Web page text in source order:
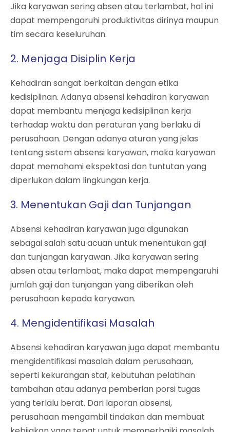
Jika karyawan sering absen atau terlambat, hal ini
dapat mempengaruhi produktivitas dirinya maupun
tim secara keseluruhan.
2. Menjaga Disiplin Kerja
Kehadiran sangat berkaitan dengan etika
kedisiplinan. Adanya absensi kehadiran karyawan
dapat membantu menjaga kedisiplinan kerja
terhadap waktu dan peraturan yang berlaku di
perusahaan. Dengan adanya aturan yang jelas
tentang sistem absensi karyawan, maka karyawan
dapat memahami ekspektasi dan tuntutan yang
diperlukan dalam lingkungan kerja.
3. Menentukan Gaji dan Tunjangan
Absensi kehadiran karyawan juga digunakan
sebagai salah satu acuan untuk menentukan gaji
dan tunjangan karyawan. Jika karyawan sering
absen atau terlambat, maka dapat mempengaruhi
jumlah gaji dan tunjangan yang diberikan oleh
perusahaan kepada karyawan.
4. Mengidentifikasi Masalah
Absensi kehadiran karyawan juga dapat membantu
mengidentifikasi masalah dalam perusahaan,
seperti kekurangan staf, kebutuhan pelatihan
tambahan atau adanya pemberian porsi tugas
yang terlalu berat. Dari laporan absensi,
perusahaan mengambil tindakan dan membuat